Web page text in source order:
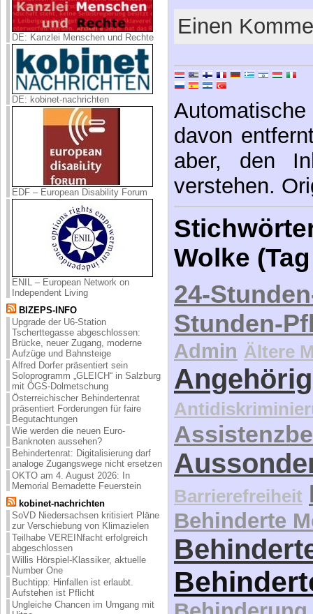
DE: Kanzlei Menschen und Rechte
DE: kobinet-nachrichten
EDF – European Disability Forum
ENIL – European Network on
Independent Living
BIZEPS-INFO
Upgrade der U6-Station
Tscherttegasse abgeschlossen:
Brücke, neuer Zugang, moderne
Aufzüge und Bahnsteige
Alfred Dorfer präsentiert sein
Soloprogramm „GLEICH“ in Salzburg
mit ÖGS-Dolmetschung
Österreichischer Behindertenrat
präsentiert Forderungen für faire
Begutachtungen
Wie werden die neuen Euro-
Banknoten aussehen?
Behindertenrat: Digitalisierung darf
analoge Zugangswege nicht ersetzen
OKTO am 4. August 2026: In
Memorial Bernadette Feuerstein
kobinet-nachrichten
SoVD Niedersachsen kritisiert Pläne
zur Verschiebung von Klimazielen
Teilhabe VEREINfacht erfolgreich
abgeschlossen
Willis Hörspiel-Klassiker, aktuelle
Number One
Buchtipp: Hinfallen ist erlaubt.
Aufstehen ist Pflicht
Ungleiche Chancen im Umgang mit
Einen
davon
aber, den
verstehen.
Wolke
24-
Stunden-
Admin Ältere
Barrierefreiheit
Behinderte